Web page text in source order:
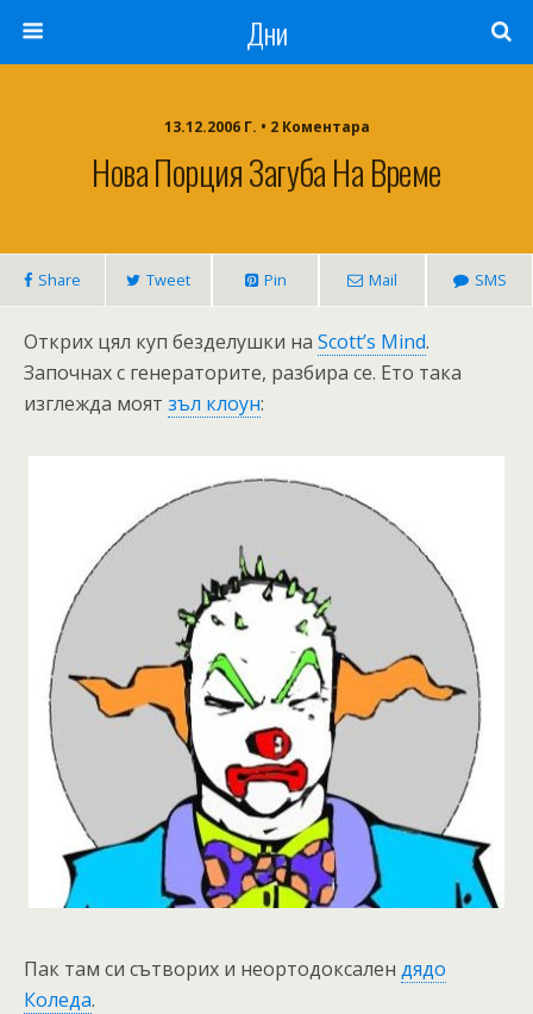
Дни
13.12.2006 Г. • 2 Коментара
Нова Порция Загуба На Време
Share Tweet Pin Mail SMS
Открих цял куп безделушки на Scott’s Mind.
Започнах с генераторите, разбира се. Ето така
изглежда моят зъл клоун:
Пак там си сътворих и неортодоксален дядо
Коледа.